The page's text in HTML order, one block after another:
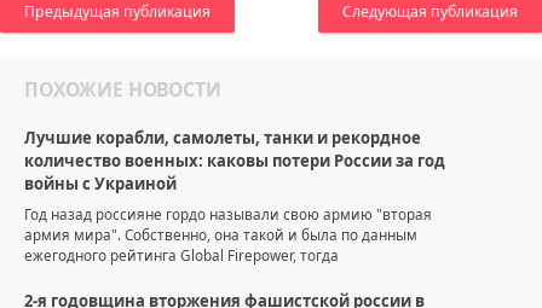
Предыдущая публикация Следующая публикация
ПОХОЖИЕ НОВОСТИ
Лучшие корабли, самолеты, танки и рекордное
количество военных: каковы потери России за год
войны с Украиной
Год назад россияне гордо называли свою армию "вторая
армия мира". Собственно, она такой и была по данным
ежегодного рейтинга Global Firepower, тогда
2-я годовщина вторжения фашистской россии в